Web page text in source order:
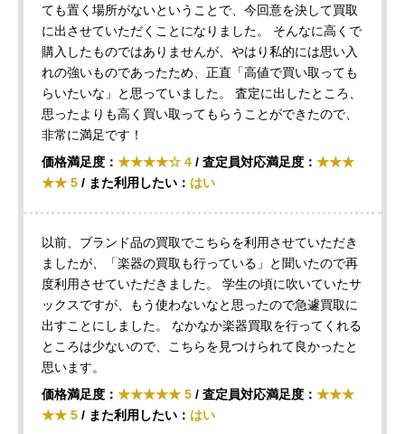
ても置く場所がないということで、今回意を決して買取
に出させていただくことになりました。 そんなに高くで
購入したものではありませんが、やはり私的には思い入
れの強いものであったため、正直「高値で買い取っても
らいたいな」と思っていました。 査定に出したところ、
思ったよりも高く買い取ってもらうことができたので、
非常に満足です！
価格満足度： ★★★★☆ 4 / 査定員対応満足度： ★★★
★★ 5 / また利用したい： はい
以前、ブランド品の買取でこちらを利用させていただき
ましたが、「楽器の買取も行っている」と聞いたので再
度利用させていただきました。 学生の頃に吹いていたサ
ックスですが、もう使わないなと思ったので急遽買取に
出すことにしました。 なかなか楽器買取を行ってくれる
ところは少ないので、こちらを見つけられて良かったと
思います。
価格満足度： ★★★★★ 5 / 査定員対応満足度： ★★★
★★ 5 / また利用したい： はい